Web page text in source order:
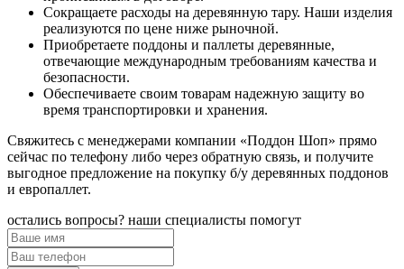
Сокращаете расходы на деревянную тару. Наши изделия
реализуются по цене ниже рыночной.
Приобретаете поддоны и паллеты деревянные,
отвечающие международным требованиям качества и
безопасности.
Обеспечиваете своим товарам надежную защиту во
время транспортировки и хранения.
Свяжитесь с менеджерами компании «Поддон Шоп» прямо
сейчас по телефону либо через обратную связь, и получите
выгодное предложение на покупку б/у деревянных поддонов
и европаллет.
остались вопросы? наши специалисты помогут